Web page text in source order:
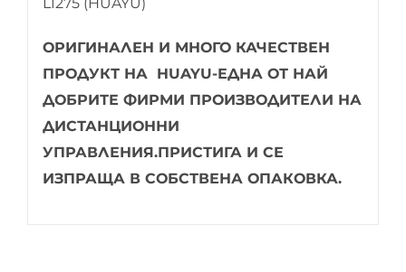
ОРИГИНАЛЕН И МНОГО КАЧЕСТВЕН
ПРОДУКТ НА HUAYU-ЕДНА ОТ НАЙ
ДОБРИТЕ ФИРМИ ПРОИЗВОДИТЕЛИ НА
ДИСТАНЦИОННИ
УПРАВЛЕНИЯ.ПРИСТИГА И СЕ
ИЗПРАЩА В СОБСТВЕНА ОПАКОВКА.